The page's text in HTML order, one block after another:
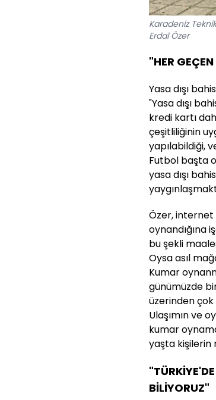
Karadeniz
Erdal Özer
"HER
Yasa dışı
"Yasa dışı
kredi kartı
çeşitliliğinin
yapılabildiği,
Futbol başta
yasa dışı
Özer, internet
oynandığına
bu şekli
Oysa asıl
Kumar
günümüzde
üzerinden
Ulaşımın ve
kumar
yaşta kişilerin
BİLİYORUZ"